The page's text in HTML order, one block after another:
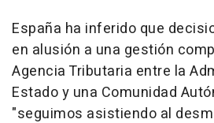
España ha inferido que
en alusión a una gestión
Agencia Tributaria entre la
Estado y una Comunidad
"seguimos asistiendo al